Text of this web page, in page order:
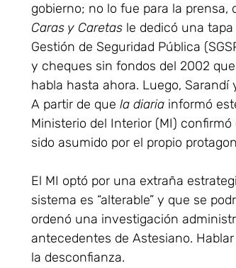
gobierno; no lo fue para la
Caras y Caretas le dedicó una
Gestión de Seguridad Pública
y cheques sin fondos del 2002
habla hasta ahora. Luego, Sarandí
A partir de que la diaria informó
Ministerio del Interior (MI)
sido asumido por el propio
El MI optó por una extraña
sistema es “alterable” y que se
ordenó una investigación
antecedentes de Astesiano.
la desconfianza.